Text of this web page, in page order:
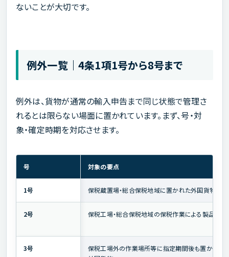
ないことが大切です。
例外一覧｜4条1項1号から8号まで
例外は、貨物が通常の輸入申告まで同じ状態で管理さ
れるとは限らない場面に置かれています。まず、号・対
象・確定時期を対応させます。
号 対象の要点
1号 保税蔵置場・総合保税地域に置かれた外国貨物
2号 保税工場・総合保税地域の保税作業による製品
3号
保税工場外の作業場所等に指定期間後も置かれた